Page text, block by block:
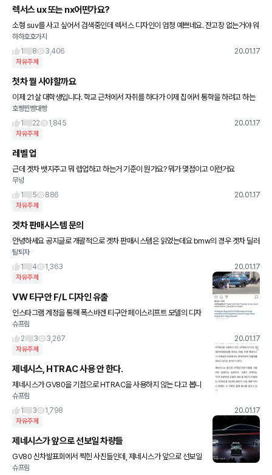
렉서스 ux 또는 nx어떤가요?
소형 suv를 사고 싶어서 검색중인데 렉서스 디자인이 엄청 예쁘네요. 잔고장 없는거야 워
낙 많이 들어서 그런데 실제 주행은 어떤지 궁금합니다.
하하호호가지
1
8 3,406 20.01.17
자유주제
첫차 뭘 사야할까요
이제 21살 대학생입니다. 학교 근처에서 자취를 하다가 이제 집에서 통학을 하려고 하는
데요. 차량으로 학교는 20분정도 떨어져있고, 취업을 해서 제 스스로 자동차를 살 수있을
때 까지 탈 예정입니
호빵찐빵대빵
1
22 1,845 20.01.17
자유주제
레벨 업
근데 겟차 뱃지주고 뭐 렙업하고 하는거 기준이 뭔가요? 뭐가 몇점이고 이런거요
무넝
1
5 886 20.01.17
자유주제
겟차 판매시스템 문의
안녕하세요 공지글로 개괄적으로 겟차 판매시스템은 읽었는데요 bmw의 경우 겟차 딜러
도 인증딜러라고 하는데 맞나요? 겟차 구입차도 정식수입차로 국내 서비스센터에서 동일
하게 as되는건가요? 병행수입
탈퇴자
1
4 1,363 20.01.17
자유주제
VW 티구안 F/L 디자인 유출
인스타그램 계정을 통해 폭스바겐 티구안 페이스리프트 모델의 디자
인이 유출됐습니다. 유출된 사진을 보면 헤드라이트 디자인이 최근
슈프림
2
3 3,267 20.01.17
자유주제
제네시스, HTRAC 사용 안 한다.
제네시스가 GV80을 기점으로 HTRAC을 사용하지 않는 다고 봅니
다. 브랜드 독립성을 강화하는 데에 박차를 가하고 있는 것 같네요. 사
진은 모터그래프 기사에서 캡쳐했습니다.
슈프림
1
3 1,798 20.01.17
자유주제
제네시스가 앞으로 선보일 차량들
GV80 신차발표회에서 찍힌 사진들인데, 제네시스가 앞으로 선보일
예정인 신차들이라고 합니다. 올해는 G80, GV70, G70 페이스리
슈프림